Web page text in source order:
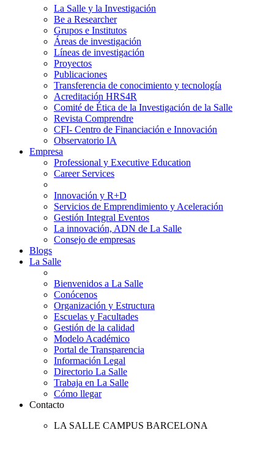
La Salle y la Investigación
Be a Researcher
Grupos e Institutos
Áreas de investigación
Líneas de investigación
Proyectos
Publicaciones
Transferencia de conocimiento y tecnología
Acreditación HRS4R
Comité de Ética de la Investigación de la Salle
Revista Comprendre
CFI- Centro de Financiación e Innovación
Observatorio IA
Empresa
Professional y Executive Education
Career Services
Innovación y R+D
Servicios de Emprendimiento y Aceleración
Gestión Integral Eventos
La innovación, ADN de La Salle
Consejo de empresas
Blogs
La Salle
Bienvenidos a La Salle
Conócenos
Organización y Estructura
Escuelas y Facultades
Gestión de la calidad
Modelo Académico
Portal de Transparencia
Información Legal
Directorio La Salle
Trabaja en La Salle
Cómo llegar
Contacto
LA SALLE CAMPUS BARCELONA